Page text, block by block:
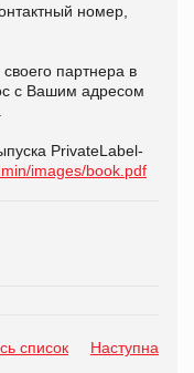
номер,
партнера в
с Вашим адресом
PrivateLabel-
images/book.pdf
список Наступна